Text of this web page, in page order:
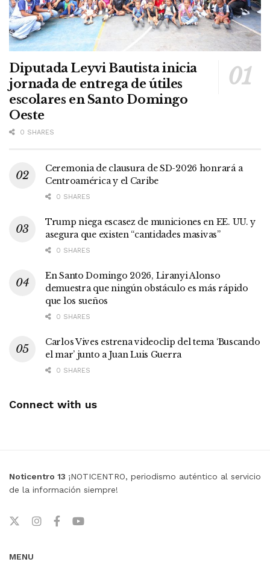
Diputada Leyvi Bautista inicia
jornada de entrega de útiles
escolares en Santo Domingo
Oeste
0 SHARES
Ceremonia de clausura de SD-2026 honrará a
Centroamérica y el Caribe
0 SHARES
Trump niega escasez de municiones en EE. UU. y
asegura que existen “cantidades masivas”
0 SHARES
En Santo Domingo 2026, Liranyi Alonso
demuestra que ningún obstáculo es más rápido
que los sueños
0 SHARES
Carlos Vives estrena videoclip del tema ‘Buscando
el mar’ junto a Juan Luis Guerra
0 SHARES
Connect with us
Noticentro 13 ¡NOTICENTRO, periodismo auténtico al servicio
de la información siempre!
MENU